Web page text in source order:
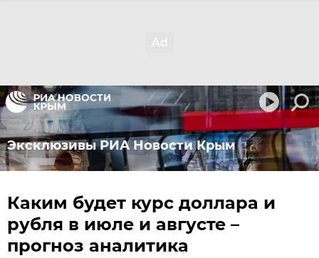
Эксклюзивы РИА Новости Крым
Каким будет курс доллара и
рубля в июле и августе –
прогноз аналитика